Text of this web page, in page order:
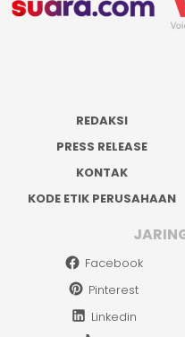
REDAKSI
PRESS RELEASE
KONTAK
KODE ETIK PERUSAHAAN
Facebook
Pinterest
Linkedin